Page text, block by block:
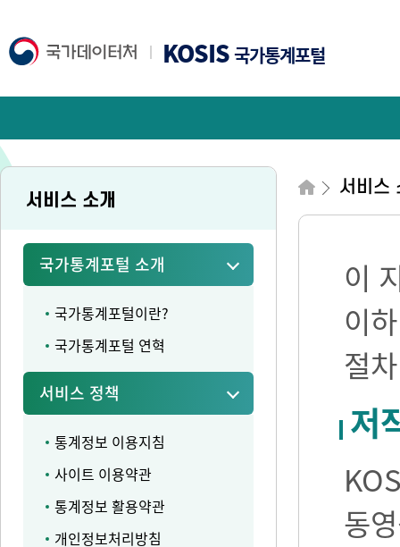
KOSIS국가통계포털
서비스 소개
국가통계포털 소개
국가통계포털이란?
국가통계포털 연혁
서비스 정책
통계정보 이용지침
사이트 이용약관
통계정보 활용약관
개인정보처리방침
서비스
이
이
절
저
동